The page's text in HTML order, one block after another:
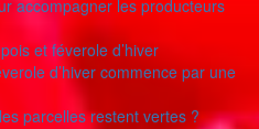
accompagner les producteurs
et féverole d’hiver
d’hiver commence par une
parcelles restent vertes ?